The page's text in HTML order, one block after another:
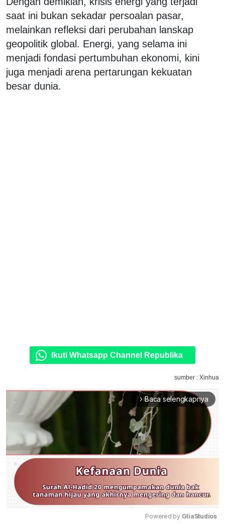
saat ini bukan sekadar persoalan pasar,
melainkan refleksi dari perubahan lanskap
geopolitik global. Energi, yang selama ini
menjadi fondasi pertumbuhan ekonomi, kini
juga menjadi arena pertarungan kekuatan
besar dunia.
Ikuti Whatsapp Channel Republika
sumber : Xinhua
arrow_forward_ios Baca selengkapnya
Powered by GliaStudios